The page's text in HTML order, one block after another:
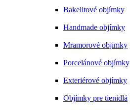
Bakelitové objímky
Handmade objímky
Mramorové objímky
Porcelánové objímky
Exteriérové objímky
Objímky pre tienidlá